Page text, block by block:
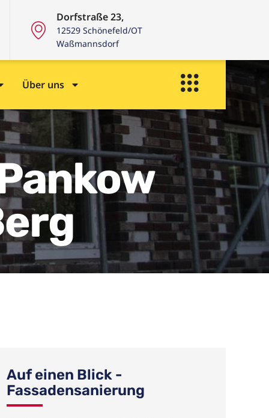
Dorfstraße 23,
12529 Schönefeld/OT
Waßmannsdorf
Über uns
Auf einen Blick -
Fassadensanierung